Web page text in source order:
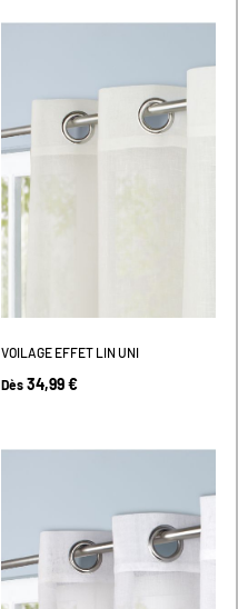
VOILAGE EFFET LIN UNI
Dès 34,99 €